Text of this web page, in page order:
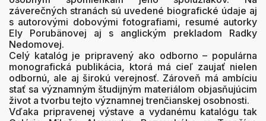
záverečných stranách sú uvedené biografické údaje aj
s autorovými dobovými fotografiami, resumé autorky
Ely Porubänovej aj s anglickým prekladom Radky
Nedomovej.
Celý katalóg je pripravený ako odborno – populárna
monografická publikácia, ktorá má cieľ zaujať nielen
odbornú, ale aj širokú verejnosť. Zároveň má ambíciu
stať sa významným študijným materiálom objasňujúcim
život a tvorbu tejto významnej trenčianskej osobnosti.
Vďaka pripravenej výstave a vydanému katalógu tak